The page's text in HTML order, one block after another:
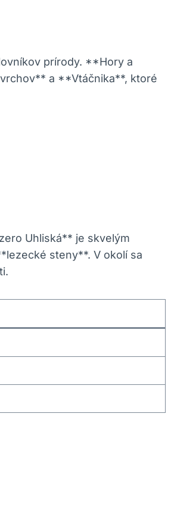
prírody. **Hory a
a **Vtáčnika**, ktoré
Uhliská** je skvelým
steny**. V okolí sa